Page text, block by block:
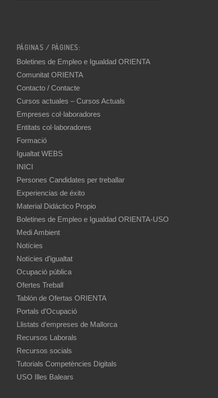
PÁGINAS / PÀGINES:
Boletines de Empleo e Igualdad ORIENTA
Comunitat ORIENTA
Contacto / Contacte
Cursos actuales – Cursos Actuals
Empreses col·laboradores
Entitats col·laboradores
Formació
Igualtat WEBS
INICI
Persones Candidates per treballar
Experiencias de éxito
Material Didáctico Propio
Boletines de Empleo e Igualdad ORIENTA-USO
Medi Ambient
Notícies
Notícies d’igualtat
Ocupació pública
Ofertes Treball
Tablón de Ofertas ORIENTA
Portals d’Ocupació
Llistats d’empreses de Mallorca
Recursos Laborals
Recursos socials
Tutorials Competències Digitals
USO Illes Balears